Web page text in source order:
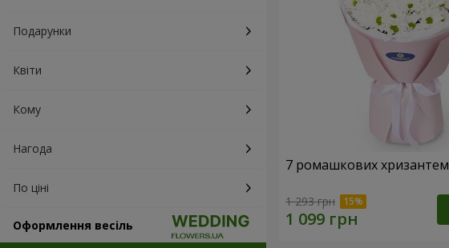
Подарунки
Квіти
Кому
Нагода
По ціні
Оформлення весіль
7 ромашкових хризантем
1 293 грн